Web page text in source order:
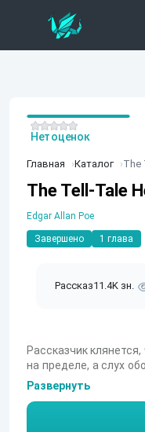
Главная Каталог The
The Tell-Tale
Edgar Allan Poe
Завершено 1 глава
Рассказ11.4K зн.
Нет оценок
Рассказчик
на пределе, а слух
одержим бледным,
старика,
одержимость
пугающей
Развернуть